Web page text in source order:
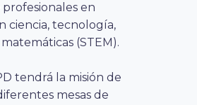
en
ciencia, tecnología,
(STEM).
tendrá la misión de
mesas de